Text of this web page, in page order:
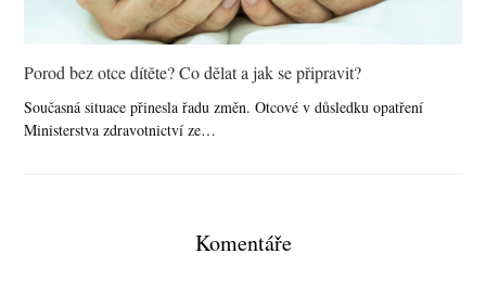
Porod bez otce dítěte? Co dělat a jak se připravit?
Současná situace přinesla řadu změn. Otcové v důsledku opatření
Ministerstva zdravotnictví ze…
Komentáře